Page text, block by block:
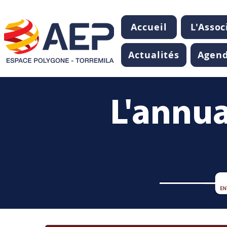
Accueil
Actualités